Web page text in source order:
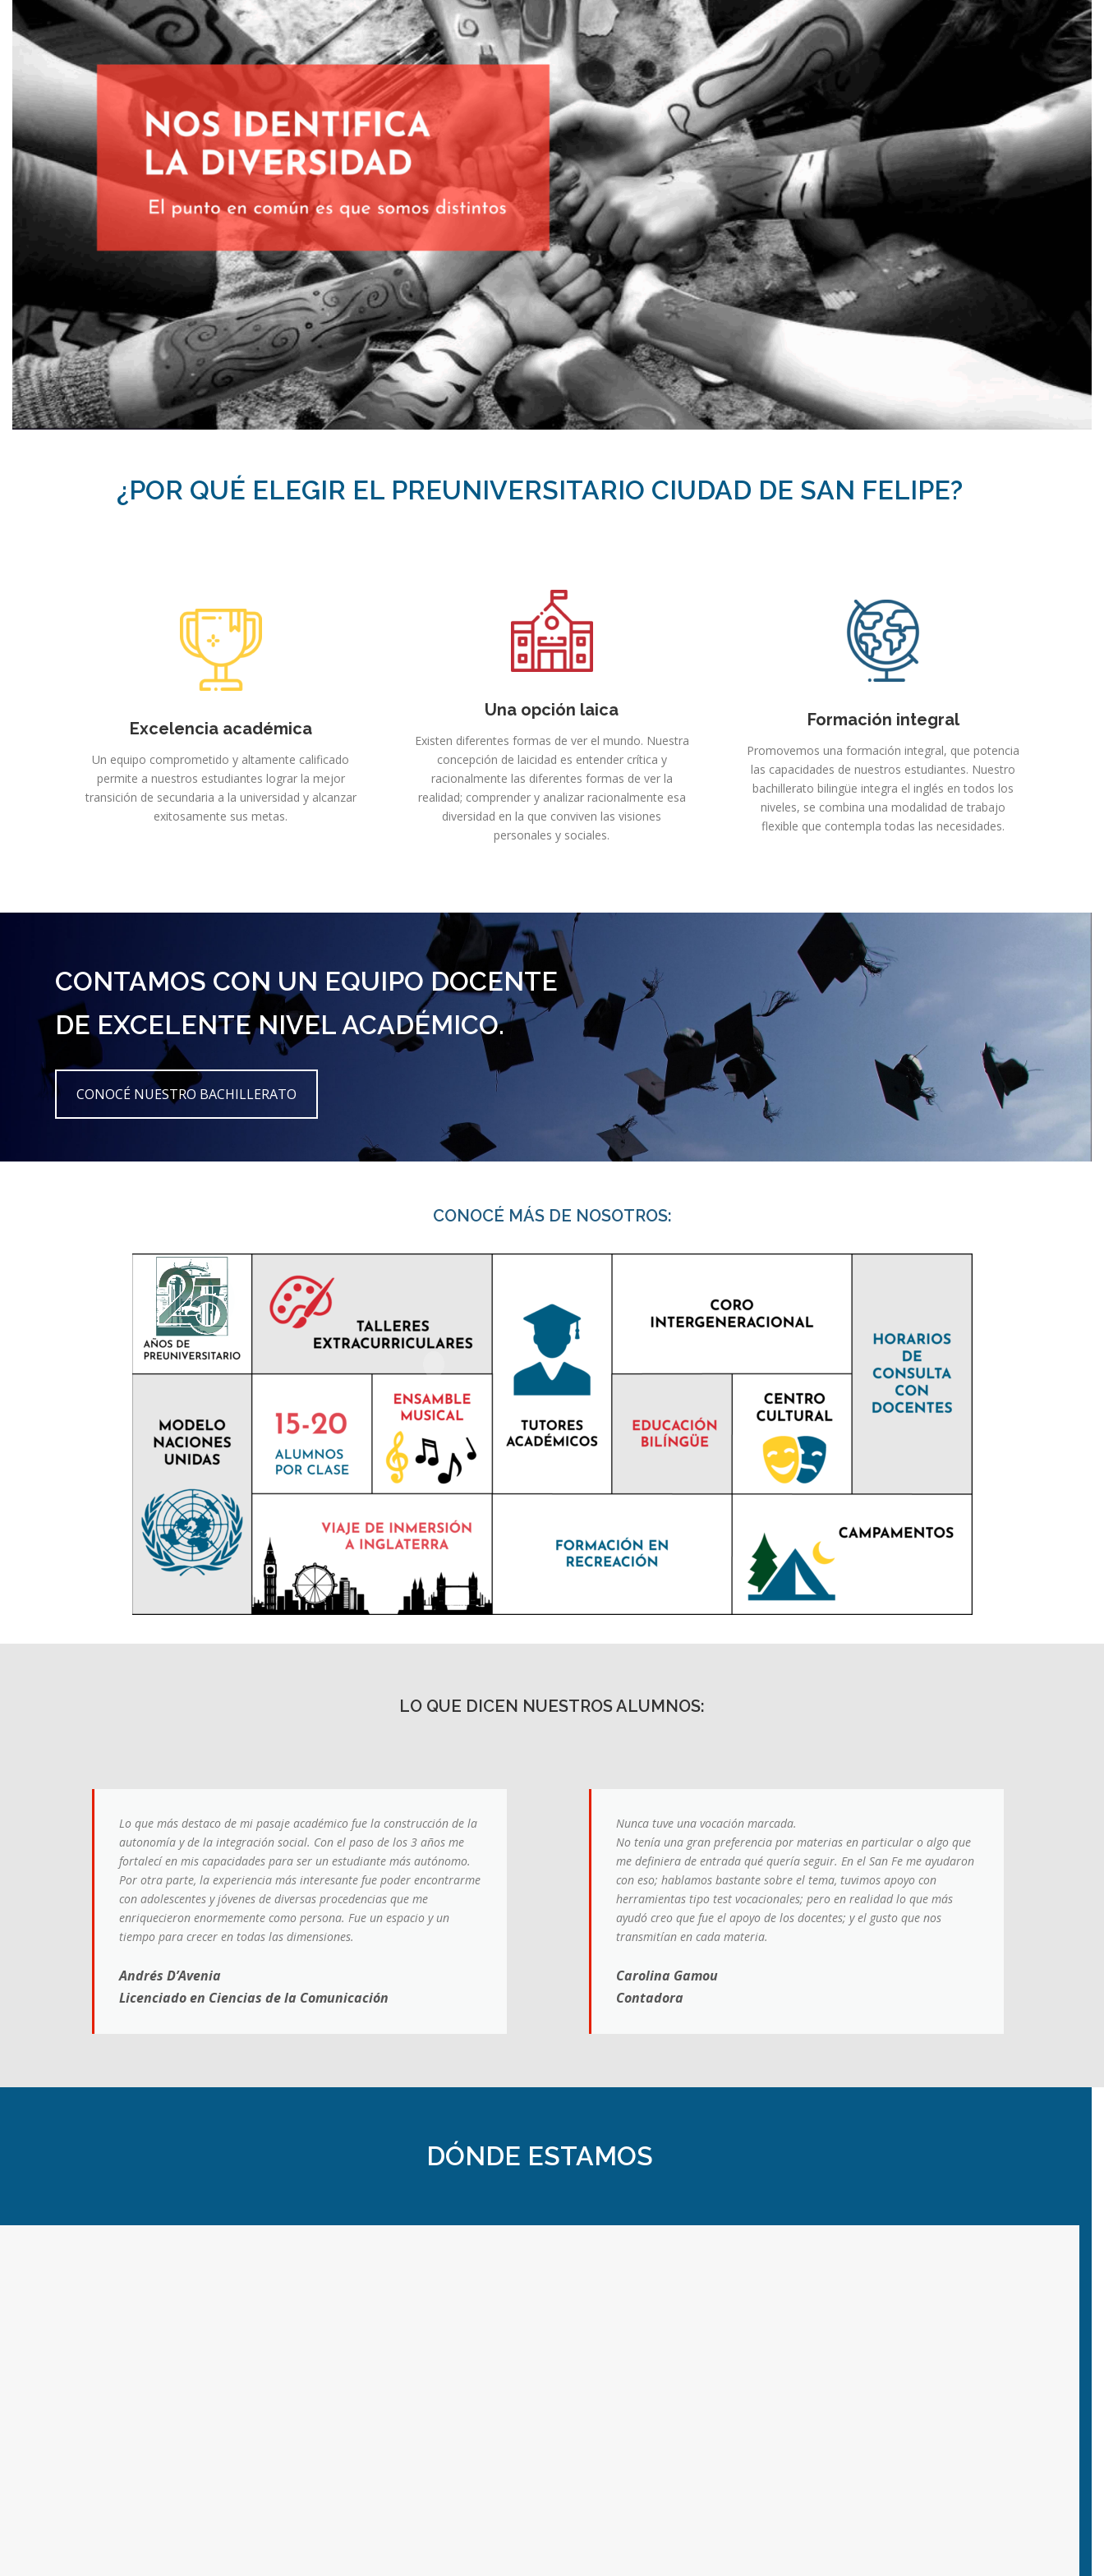
¿POR QUÉ ELEGIR EL PREUNIVERSITARIO CIUDAD DE SAN FELIPE?
Excelencia académica
Un equipo comprometido y altamente calificado
permite a nuestros estudiantes lograr la mejor
transición de secundaria a la universidad y alcanzar
exitosamente sus metas.
Una opción laica
Existen diferentes formas de ver el mundo. Nuestra
concepción de laicidad es entender crítica y
racionalmente las diferentes formas de ver la
realidad; comprender y analizar racionalmente esa
diversidad en la que conviven las visiones
personales y sociales.
Formación integral
Promovemos una formación integral, que potencia
las capacidades de nuestros estudiantes. Nuestro
bachillerato bilingüe integra el inglés en todos los
niveles, se combina una modalidad de trabajo
flexible que contempla todas las necesidades.
CONTAMOS CON UN EQUIPO DOCENTE
DE EXCELENTE NIVEL ACADÉMICO.
CONOCÉ NUESTRO BACHILLERATO
CONOCÉ MÁS DE NOSOTROS:
LO QUE DICEN NUESTROS ALUMNOS:
Lo que más destaco de mi pasaje académico fue la construcción de la
autonomía y de la integración social. Con el paso de los 3 años me
fortalecí en mis capacidades para ser un estudiante más autónomo.
Por otra parte, la experiencia más interesante fue poder encontrarme
con adolescentes y jóvenes de diversas procedencias que me
enriquecieron enormemente como persona. Fue un espacio y un
tiempo para crecer en todas las dimensiones.
Andrés D’Avenia
Licenciado en Ciencias de la Comunicación
Nunca tuve una vocación marcada.
No tenía una gran preferencia por materias en particular o algo que
me definiera de entrada qué quería seguir. En el San Fe me ayudaron
con eso; hablamos bastante sobre el tema, tuvimos apoyo con
herramientas tipo test vocacionales; pero en realidad lo que más
ayudó creo que fue el apoyo de los docentes; y el gusto que nos
transmitían en cada materia.
Carolina Gamou
Contadora
DÓNDE ESTAMOS